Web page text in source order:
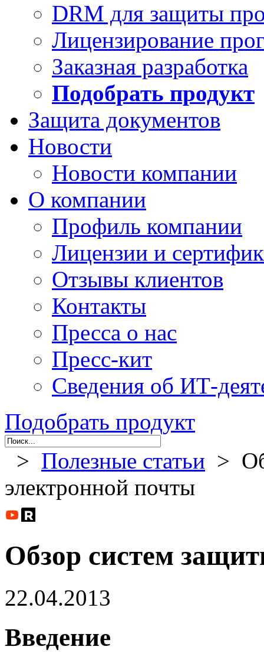
DRM для защиты
Лицензирование
Заказная разработка
Подобрать продукт
Защита документов
Новости
Новости компании
О компании
Профиль компании
Лицензии и
Отзывы клиентов
Контакты
Пресса о нас
Пресс-кит
Сведения об ИТ-
Подобрать продукт
> Полезные статьи >
электронной почты
Обзор систем
22.04.2013
Введение